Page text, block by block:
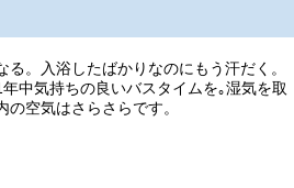
。入浴したばかりなのにもう汗だく。
中気持ちの良いバスタイムを｡湿気を取
空気はさらさらです。